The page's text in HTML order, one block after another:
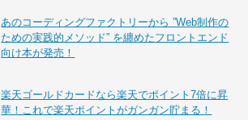
あのコーディングファクトリーから ”Web制作の
ための実践的メソッド” を纏めたフロントエンド
向け本が発売！
楽天ゴールドカードなら楽天でポイント7倍に昇
華！これで楽天ポイントがガンガン貯まる！